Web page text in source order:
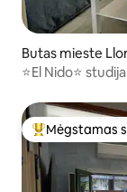
Butas mieste
⭐️El
Svečių
Mėgstamas